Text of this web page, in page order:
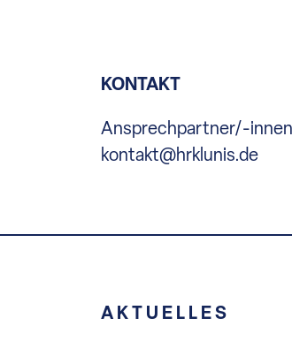
KONTAKT
Ansprechpartner/-innen
kontakt@hrklunis.de
AKTUELLES